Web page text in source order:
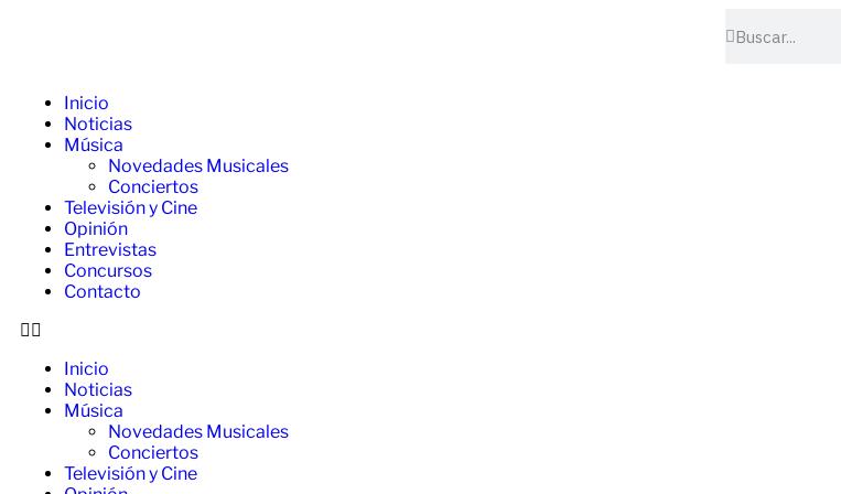
Inicio
Noticias
Música
Novedades Musicales
Conciertos
Televisión y Cine
Opinión
Entrevistas
Concursos
Contacto
Inicio
Noticias
Música
Novedades Musicales
Conciertos
Televisión y Cine